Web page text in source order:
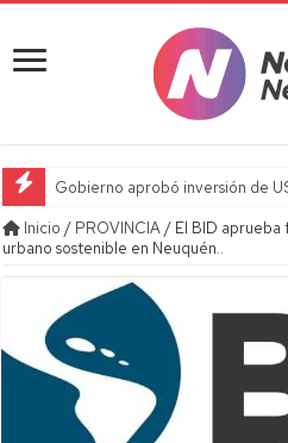
Gobierno aprobó inversión de
Inicio / PROVINCIA/ El BID
urbano sostenible en Neuquén..